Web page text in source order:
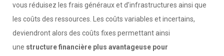
vous réduisez les frais généraux et d’infrastructures ainsi que
les coûts des ressources. Les coûts variables et incertains,
deviendront alors des coûts fixes permettant ainsi
une structure financière plus avantageuse pour